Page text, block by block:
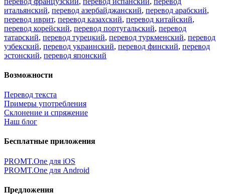
итальянский, перевод азербайджанский, перевод арабский,
перевод иврит, перевод казахский, перевод китайский,
перевод корейский, перевод португальский, перевод
татарский, перевод турецкий, перевод туркменский, перевод
узбекский, перевод украинский, перевод финский, перевод
эстонский, перевод японский
Возможности
Перевод текста
Примеры употребления
Склонение и спряжение
Наш блог
Бесплатные приложения
PROMT.One для iOS
PROMT.One для Android
Предложения